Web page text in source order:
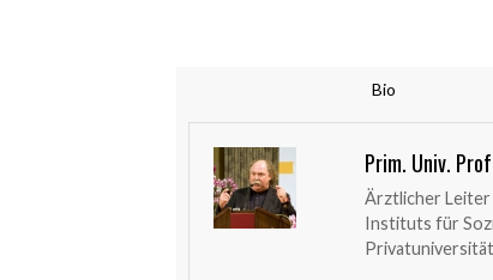
Bio
Prim. Univ.
Ärztlicher
Instituts für